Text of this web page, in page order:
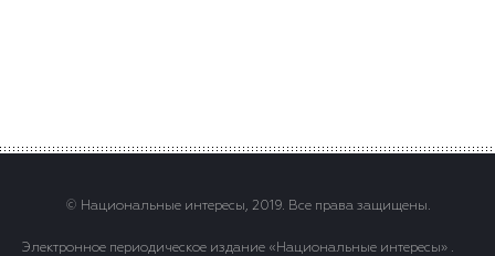
© Национальные интересы, 2019. Все права защищены.
Электронное периодическое издание «Национальные интересы» .